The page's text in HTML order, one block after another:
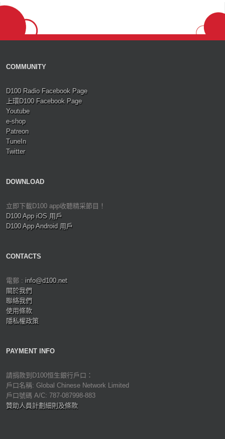
COMMUNITY
D100 Radio Facebook Page
上環D100 Facebook Page
Youtube
e-shop
Patreon
TuneIn
Twitter
DOWNLOAD
立即下載D100 app收聽精采節目！
D100 App iOS 用戶
D100 App Android 用戶
CONTACTS
電郵 : info@d100.net
關於我們
聯絡我們
使用條款
隱私權政策
PAYMENT INFO
請捐款到D100恒生銀行戶口：
戶口名稱: Global Chinese Network Limited
戶口號碼 A/C: 787-087998-883
贊助人員計劃細則及條款